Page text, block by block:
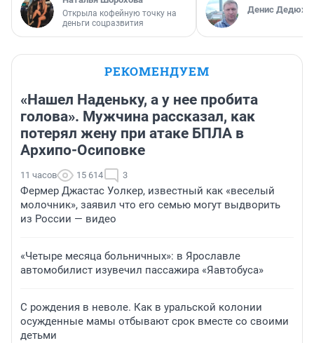
Открыла кофейную точку на
деньги соцразвития
Денис
РЕКОМЕНДУЕМ
«Нашел Наденьку, а у нее пробита
голова». Мужчина рассказал, как
потерял жену при атаке БПЛА в
Архипо-Осиповке
11 часов 15 614 3
Фермер Джастас Уолкер, известный как «веселый
молочник», заявил что его семью могут выдворить
из России — видео
«Четыре месяца больничных»: в Ярославле
автомобилист изувечил пассажира «Яавтобуса»
С рождения в неволе. Как в уральской колонии
осужденные мамы отбывают срок вместе со своими
детьми